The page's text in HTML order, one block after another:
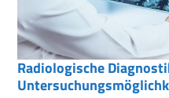
Radiologische